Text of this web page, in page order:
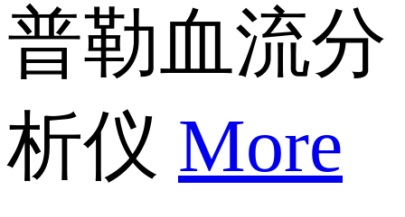
普勒血流分
析仪 More